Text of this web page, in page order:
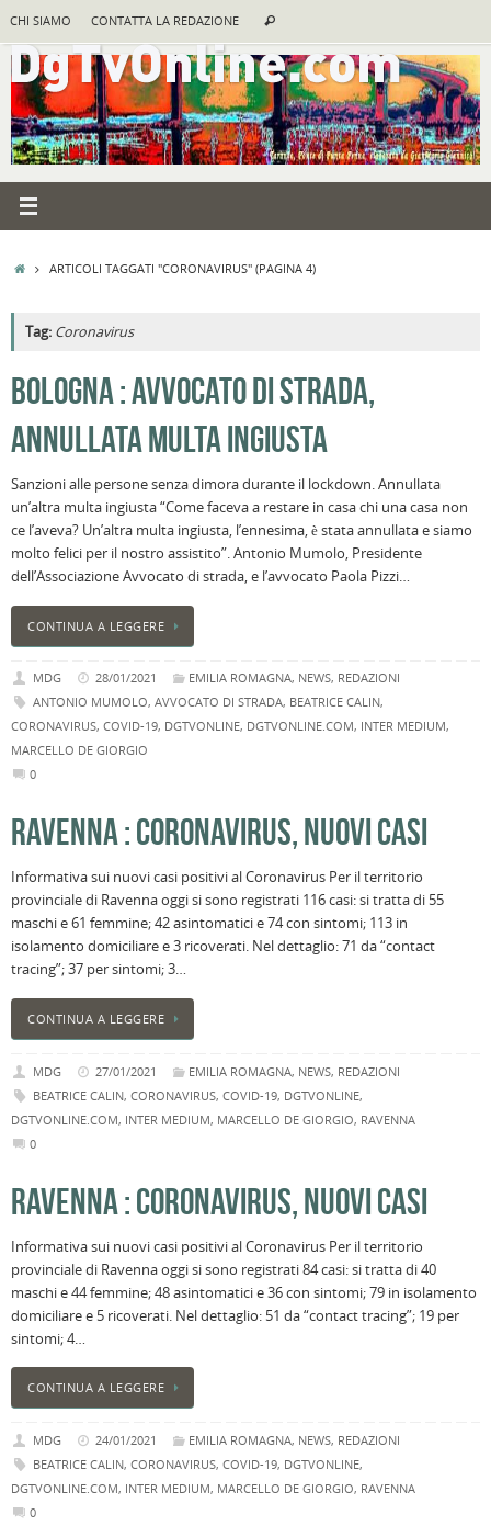
contenuto
CHI SIAMO CONTATTA LA REDAZIONE Cerca
HOMEARTICOLI TAGGATI "CORONAVIRUS"(PAGINA 4)
Tag: Coronavirus
BOLOGNA : AVVOCATO DI STRADA,
ANNULLATA MULTA INGIUSTA
Sanzioni alle persone senza dimora durante il lockdown. Annullata
un’altra multa ingiusta “Come faceva a restare in casa chi una casa non
ce l’aveva? Un’altra multa ingiusta, l’ennesima, è stata annullata e siamo
molto felici per il nostro assistito”. Antonio Mumolo, Presidente
dell’Associazione Avvocato di strada, e l’avvocato Paola Pizzi…
CONTINUA A LEGGERE
MDG 28/01/2021 EMILIA ROMAGNA, NEWS, REDAZIONI
ANTONIO MUMOLO, AVVOCATO DI STRADA, BEATRICE CALIN,
CORONAVIRUS, COVID-19, DGTVONLINE, DGTVONLINE.COM, INTER MEDIUM,
MARCELLO DE GIORGIO
0
RAVENNA : CORONAVIRUS, NUOVI CASI
Informativa sui nuovi casi positivi al Coronavirus Per il territorio
provinciale di Ravenna oggi si sono registrati 116 casi: si tratta di 55
maschi e 61 femmine; 42 asintomatici e 74 con sintomi; 113 in
isolamento domiciliare e 3 ricoverati. Nel dettaglio: 71 da “contact
tracing”; 37 per sintomi; 3…
CONTINUA A LEGGERE
MDG 27/01/2021 EMILIA ROMAGNA, NEWS, REDAZIONI
BEATRICE CALIN, CORONAVIRUS, COVID-19, DGTVONLINE,
DGTVONLINE.COM, INTER MEDIUM, MARCELLO DE GIORGIO, RAVENNA
0
RAVENNA : CORONAVIRUS, NUOVI CASI
Informativa sui nuovi casi positivi al Coronavirus Per il territorio
provinciale di Ravenna oggi si sono registrati 84 casi: si tratta di 40
maschi e 44 femmine; 48 asintomatici e 36 con sintomi; 79 in isolamento
domiciliare e 5 ricoverati. Nel dettaglio: 51 da “contact tracing”; 19 per
sintomi; 4…
CONTINUA A LEGGERE
MDG 24/01/2021 EMILIA ROMAGNA, NEWS, REDAZIONI
BEATRICE CALIN, CORONAVIRUS, COVID-19, DGTVONLINE,
DGTVONLINE.COM, INTER MEDIUM, MARCELLO DE GIORGIO, RAVENNA
0